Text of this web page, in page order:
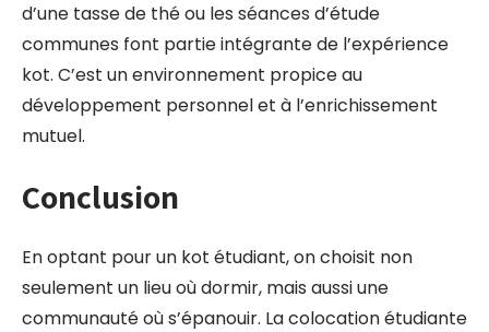
d’une tasse de thé ou les séances d’étude
communes font partie intégrante de l’expérience
kot. C’est un environnement propice au
développement personnel et à l’enrichissement
mutuel.
Conclusion
En optant pour un kot étudiant, on choisit non
seulement un lieu où dormir, mais aussi une
communauté où s’épanouir. La colocation étudiante